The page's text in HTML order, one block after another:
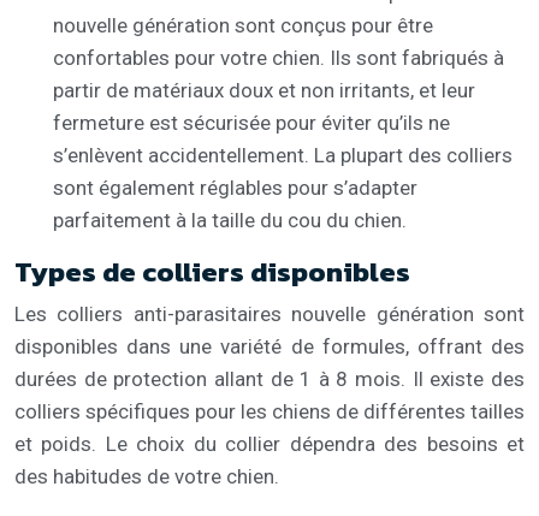
nouvelle génération sont conçus pour être
confortables pour votre chien. Ils sont fabriqués à
partir de matériaux doux et non irritants, et leur
fermeture est sécurisée pour éviter qu’ils ne
s’enlèvent accidentellement. La plupart des colliers
sont également réglables pour s’adapter
parfaitement à la taille du cou du chien.
Types de colliers disponibles
Les colliers anti-parasitaires nouvelle génération sont
disponibles dans une variété de formules, offrant des
durées de protection allant de 1 à 8 mois. Il existe des
colliers spécifiques pour les chiens de différentes tailles
et poids. Le choix du collier dépendra des besoins et
des habitudes de votre chien.